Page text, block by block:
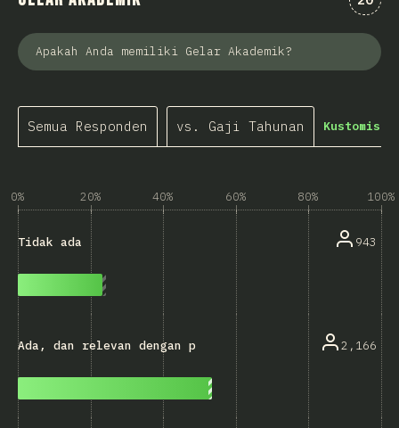
Apakah Anda memiliki Gelar Akademik?
Semua Responden vs. Gaji Tahunan
0% 20% 40% 60% 80% 100%
Tidak ada 943
Ada, dan relevan dengan pekerjaan saat ini 2,166